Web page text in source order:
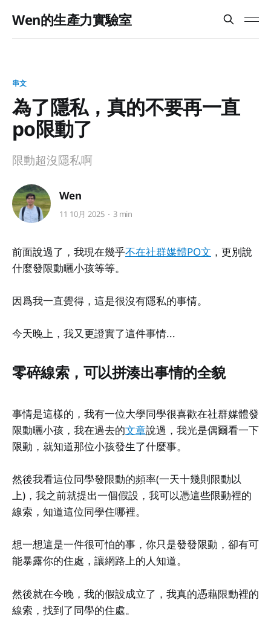
Wen的生產力實驗室
串文
為了隱私，真的不要再一直
po限動了
限動超沒隱私啊
Wen
11 10月 2025 3 min
前面說過了，我現在幾乎不在社群媒體PO文 ，更別說
什麼發限動曬小孩等等。
因爲我一直覺得，這是很沒有隱私的事情。
今天晚上，我又更證實了這件事情...
零碎線索，可以拼湊出事情的全貌
事情是這樣的，我有一位大學同學很喜歡在社群媒體發
限動曬小孩，我在過去的文章說過，我光是偶爾看一下
限動，就知道那位小孩發生了什麼事。
然後我看這位同學發限動的頻率(一天十幾則限動以
上)，我之前就提出一個假設，我可以憑這些限動裡的
線索，知道這位同學住哪裡。
想一想這是一件很可怕的事，你只是發發限動，卻有可
能暴露你的住處，讓網路上的人知道。
然後就在今晚，我的假設成立了，我真的憑藉限動裡的
線索，找到了同學的住處。